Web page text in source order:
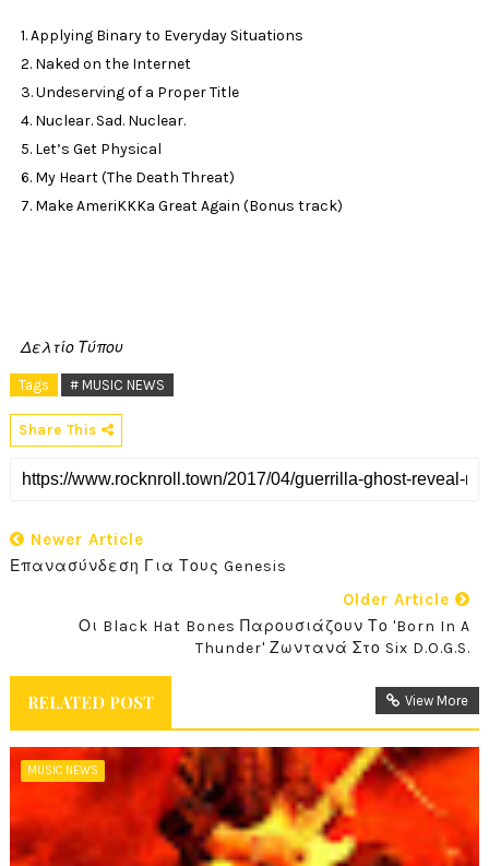
1. Applying Binary to Everyday Situations
2. Naked on the Internet
3. Undeserving of a Proper Title
4. Nuclear. Sad. Nuclear.
5. Let’s Get Physical
6. My Heart (The Death Threat)
7. Make AmeriKKKa Great Again (Bonus track)
Δελτίο Τύπου
Tags # MUSIC NEWS
Share This
Newer Article
Επανασύνδεση Για Τους Genesis
Older Article
Οι Black Hat Bones Παρουσιάζουν Το 'Born In A
Thunder' Ζωντανά Στο Six D.O.G.S.
RELATED POST View More
MUSIC NEWS